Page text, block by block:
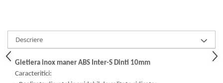
Carote si accesorii pentru zidarie
Freze pentru gaurire lemn si gips
carton
Descriere
Gletiera inox maner ABS Inter-S Dinti 10mm
Caracteritici: